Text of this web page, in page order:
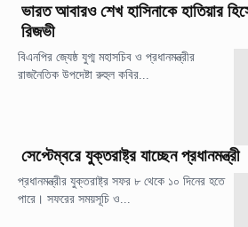
ভারত আবারও শেখ হাসিনাকে হাতিয়ার
রিজভী
বিএনপির জ্যেষ্ঠ যুগ্ম মহাসচিব ও প্রধানমন্ত্রীর
রাজনৈতিক উপদেষ্টা রুহুল কবির...
সেপ্টেম্বরে যুক্তরাষ্ট্র যাচ্ছেন প্রধানমন্ত্রী
প্রধানমন্ত্রীর যুক্তরাষ্ট্র সফর ৮ থেকে ১০ দিনের হতে
পারে। সফরের সময়সূচি ও...